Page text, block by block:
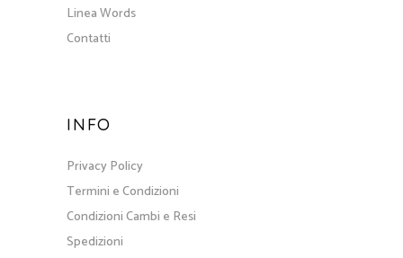
Linea Words
Contatti
INFO
Privacy Policy
Termini e Condizioni
Condizioni Cambi e Resi
Spedizioni